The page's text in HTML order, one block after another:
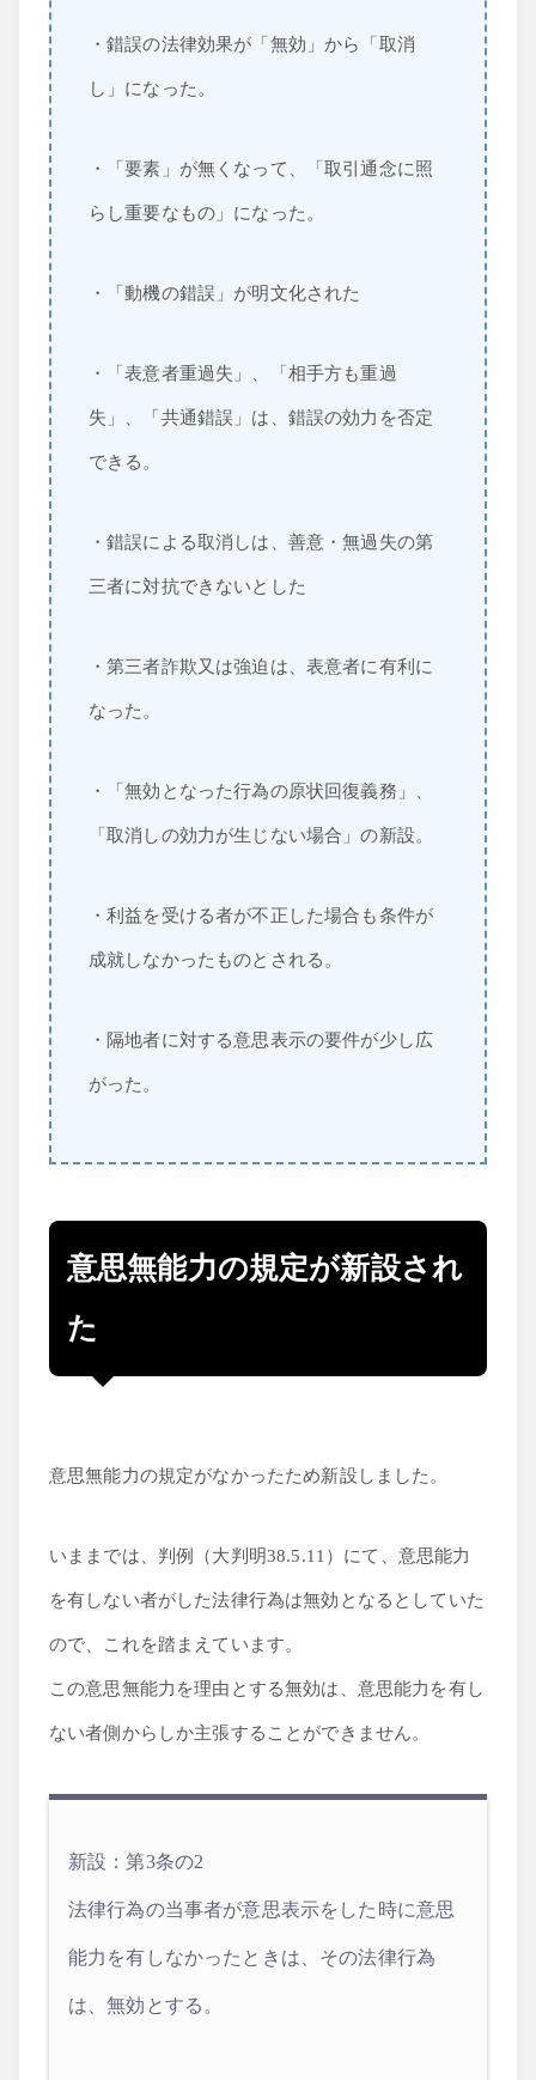
・錯誤の法律効果が「無効」から「取消
し」になった。
・「要素」が無くなって、「取引通念に照
らし重要なもの」になった。
・「動機の錯誤」が明文化された
・「表意者重過失」、「相手方も重過
失」、「共通錯誤」は、錯誤の効力を否定
できる。
・錯誤による取消しは、善意・無過失の第
三者に対抗できないとした
・第三者詐欺又は強迫は、表意者に有利に
なった。
・「無効となった行為の原状回復義務」、
「取消しの効力が生じない場合」の新設。
・利益を受ける者が不正した場合も条件が
成就しなかったものとされる。
・隔地者に対する意思表示の要件が少し広
がった。
意思無能力の規定が新設され
た
意思無能力の規定がなかったため新設しました。
いままでは、判例（大判明38.5.11）にて、意思能力
を有しない者がした法律行為は無効となるとしていた
ので、これを踏まえています。
この意思無能力を理由とする無効は、意思能力を有し
ない者側からしか主張することができません。
新設：第3条の2
法律行為の当事者が意思表示をした時に意思
能力を有しなかったときは、その法律行為
は、無効とする。